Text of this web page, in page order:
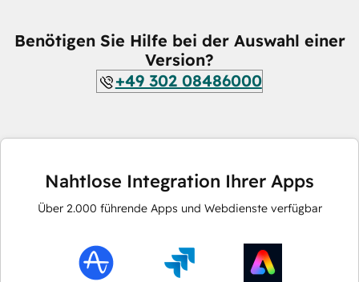
Benötigen Sie Hilfe bei der Auswahl einer
Version?
+49 302 08486000
Nahtlose Integration Ihrer Apps
Über 2.000 führende Apps und Webdienste verfügbar